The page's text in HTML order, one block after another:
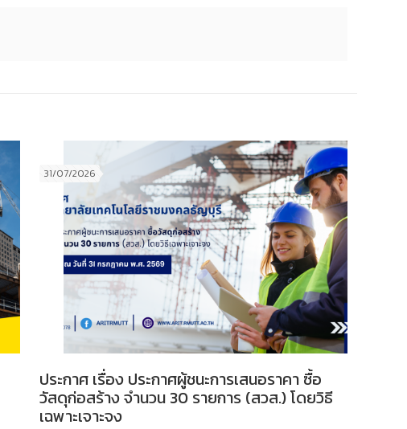
31/07/2026
ประกาศ เรื่อง ประกาศผู้ชนะการเสนอราคา ซื้อ
วัสดุก่อสร้าง จำนวน 30 รายการ (สวส.) โดยวิธี
เฉพาะเจาะจง